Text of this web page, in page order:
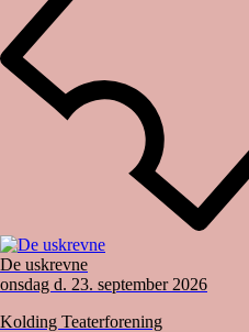
De uskrevne
onsdag d. 23. september 2026
Kolding Teaterforening